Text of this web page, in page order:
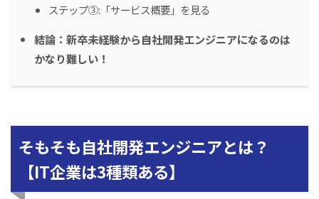
ステップ③:「サービス概要」を見る
結論：新卒未経験から自社開発エンジニアになるのは
かなり難しい！
そもそも自社開発エンジニアとは？
【IT企業は3種類ある】